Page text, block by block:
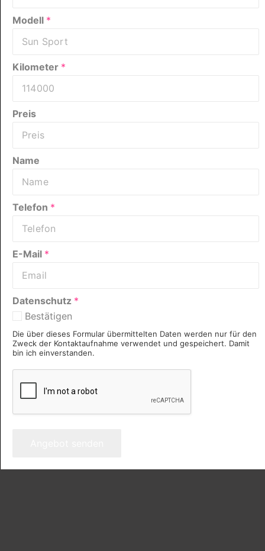
Modell *
Kilometer *
Preis
Name
Telefon *
E-Mail *
Datenschutz *
Bestätigen
Die über dieses Formular übermittelten Daten werden nur für den
Zweck der Kontaktaufnahme verwendet und gespeichert. Damit
bin ich einverstanden.